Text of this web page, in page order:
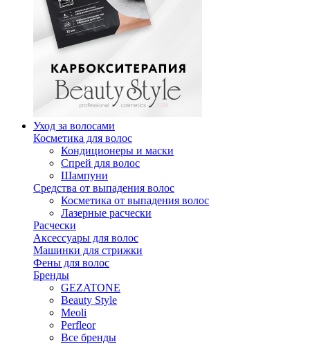
Уход за волосами
Косметика для волос
Кондиционеры и маски
Спрей для волос
Шампуни
Средства от выпадения волос
Косметика от выпадения волос
Лазерные расчески
Расчески
Аксессуары для волос
Машинки для стрижки
Фены для волос
Бренды
GEZATONE
Beauty Style
Meoli
Perfleor
Все бренды